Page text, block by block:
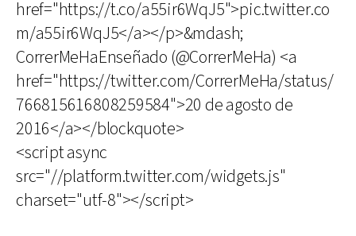
href="https://t.co/a55ir6WqJ5">pic.twitter.co
m/a55ir6WqJ5</a></p>&mdash;
CorrerMeHaEnseñado (@CorrerMeHa) <a
href="https://twitter.com/CorrerMeHa/status/
766815616808259584">20 de agosto de
2016</a></blockquote>
<script async
src="//platform.twitter.com/widgets.js"
charset="utf-8"></script>